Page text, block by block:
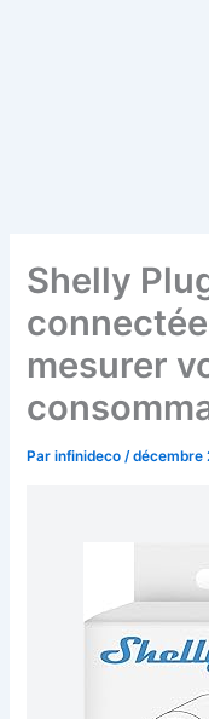
Shelly
mesurer
Parinfinideco/décembre